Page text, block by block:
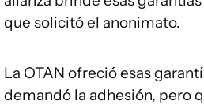
que solicitó el anonimato.
La OTAN ofreció esas
demandó la adhesión, pero